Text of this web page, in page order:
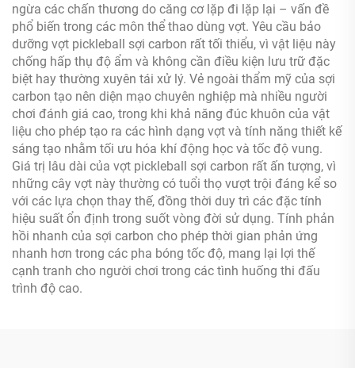
ngừa các chấn thương do căng cơ lặp đi lặp lại – vấn đề
phổ biến trong các môn thể thao dùng vợt. Yêu cầu bảo
dưỡng vợt pickleball sợi carbon rất tối thiểu, vì vật liệu này
chống hấp thụ độ ẩm và không cần điều kiện lưu trữ đặc
biệt hay thường xuyên tái xử lý. Vẻ ngoài thẩm mỹ của sợi
carbon tạo nên diện mạo chuyên nghiệp mà nhiều người
chơi đánh giá cao, trong khi khả năng đúc khuôn của vật
liệu cho phép tạo ra các hình dạng vợt và tính năng thiết kế
sáng tạo nhằm tối ưu hóa khí động học và tốc độ vung.
Giá trị lâu dài của vợt pickleball sợi carbon rất ấn tượng, vì
những cây vợt này thường có tuổi thọ vượt trội đáng kể so
với các lựa chọn thay thế, đồng thời duy trì các đặc tính
hiệu suất ổn định trong suốt vòng đời sử dụng. Tính phản
hồi nhanh của sợi carbon cho phép thời gian phản ứng
nhanh hơn trong các pha bóng tốc độ, mang lại lợi thế
cạnh tranh cho người chơi trong các tình huống thi đấu
trình độ cao.